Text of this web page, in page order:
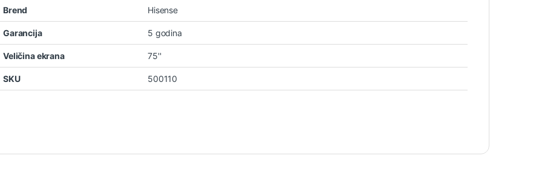
Brend Hisense
Garancija 5 godina
Veličina ekrana 75''
SKU 500110